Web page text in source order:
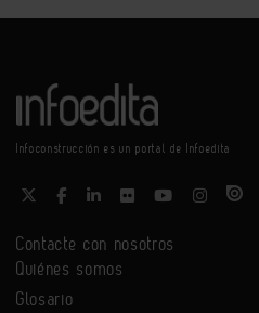
Infoconstrucción es un portal de Infoedita
Contacte con nosotros
Quiénes somos
Glosario